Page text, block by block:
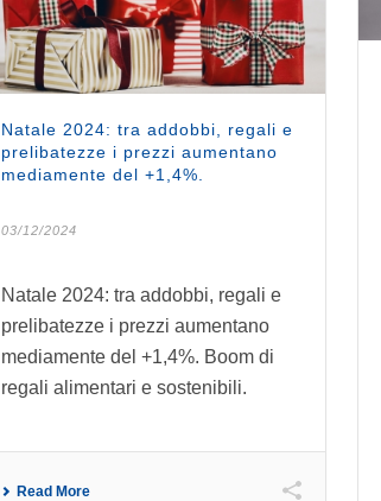
Natale 2024: tra addobbi, regali e
prelibatezze i prezzi aumentano
mediamente del +1,4%.
03/12/2024
Natale 2024: tra addobbi, regali e
prelibatezze i prezzi aumentano
mediamente del +1,4%. Boom di
regali alimentari e sostenibili.
Read More